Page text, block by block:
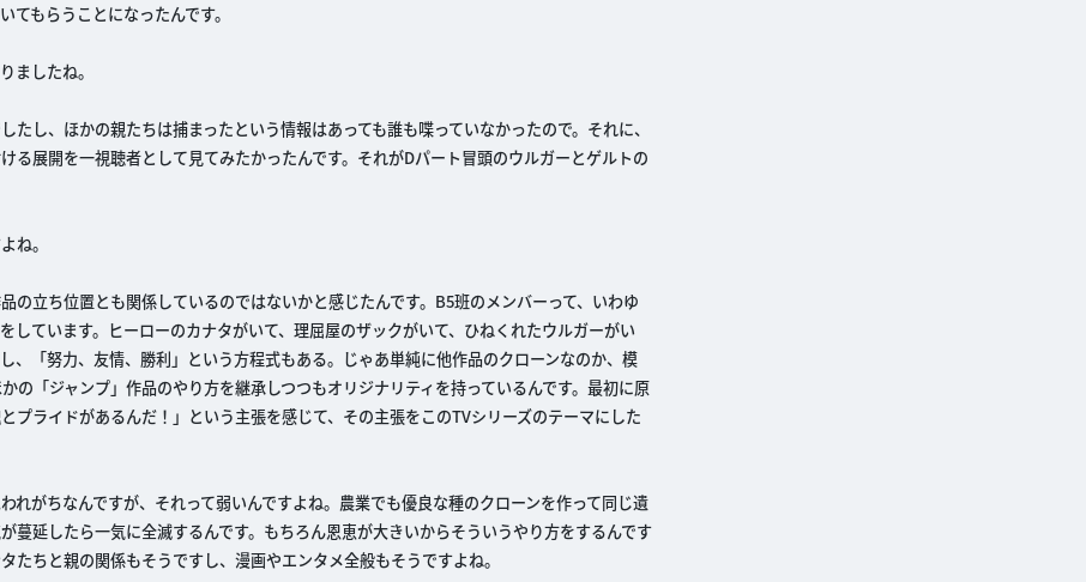
もらうことになったんです。
ましたね。
し、ほかの親たちは捕まったという情報はあっても誰も喋っていなかったので。それに、
る展開を一視聴者として見てみたかったんです。それがDパート冒頭のウルガーとゲルトの
ね。
立ち位置とも関係しているのではないかと感じたんです。B5班のメンバーって、いわゆ
ています。ヒーローのカナタがいて、理屈屋のザックがいて、ひねくれたウルガーがい
、「努力、友情、勝利」という方程式もある。じゃあ単純に他作品のクローンなのか、模
「ジャンプ」作品のやり方を継承しつつもオリジナリティを持っているんです。最初に原
ライドがあるんだ！」という主張を感じて、その主張をこのTVシリーズのテーマにした
がちなんですが、それって弱いんですよね。農業でも優良な種のクローンを作って同じ遺
蔓延したら一気に全滅するんです。もちろん恩恵が大きいからそういうやり方をするんです
ちと親の関係もそうですし、漫画やエンタメ全般もそうですよね。